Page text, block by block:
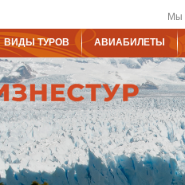
Мы
ВИДЫ ТУРОВ АВИАБИЛЕТЫ